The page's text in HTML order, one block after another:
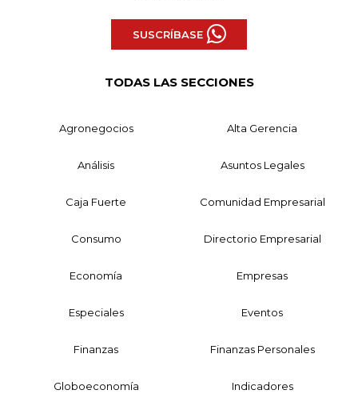
SUSCRÍBASE
TODAS LAS SECCIONES
Agronegocios Alta Gerencia
Análisis Asuntos Legales
Caja Fuerte Comunidad Empresarial
Consumo Directorio Empresarial
Economía Empresas
Especiales Eventos
Finanzas Finanzas Personales
Globoeconomía Indicadores